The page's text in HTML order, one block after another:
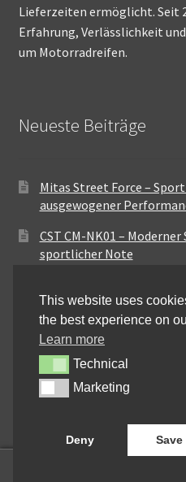
Lieferzeiten ermöglicht. Seit
Erfahrung, Verlässlichkeit
um Motorradreifen.
Neueste Beiträge
Mitas Street Force –
ausgewogener
CST CM-NK01 –
sportlicher Note
Maxxis MA-ST3 –
für vielseitige Einsätze
Pirelli City Demon –
Alltag
Metzeler Perfect ME77 –
Straßenperformance
This website uses
the best experience on
Learn more
TechnicalTechnical
MarketingMarketing
Deny Save